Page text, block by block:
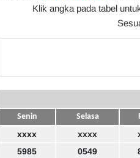
Klik angka pada tabel
Senin Selasa
xxxx xxxx
5985
0549